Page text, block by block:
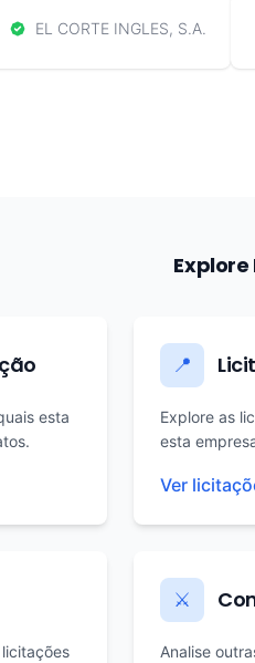
EL CORTE INGLES, S.A.
esta
📍
Explore as
esta
Ver
⚔️
Analise